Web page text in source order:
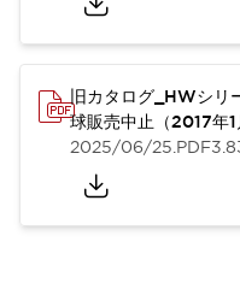
旧カタログ_HWシ
球販売中止（2017年1
2025/06/25.PDF